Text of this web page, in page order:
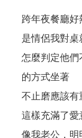
跨年夜餐廳
是情侶我對桌
怎麼判定他們
的方式坐著
不止磨應該有
這樣充滿了愛
像我老公，明